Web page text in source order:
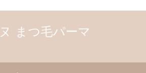
まつ毛パーマ